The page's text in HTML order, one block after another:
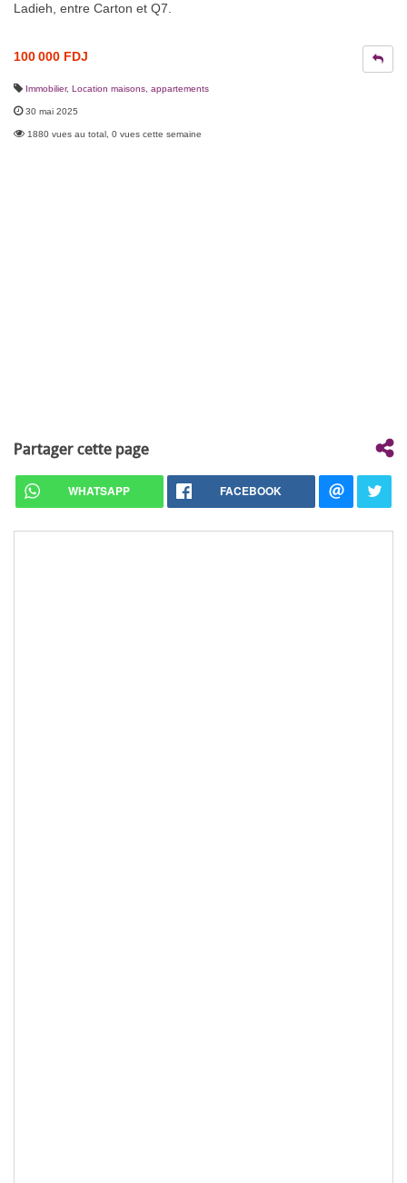
Ladieh, entre Carton et Q7.
100 000 FDJ
Immobilier, Location maisons, appartements
30 mai 2025
1880 vues au total, 0 vues cette semaine
Partager cette page
WHATSAPP FACEBOOK